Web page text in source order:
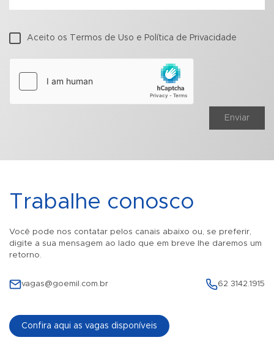
Aceito os Termos de Uso e Política de Privacidade
Enviar
Trabalhe conosco
Você pode nos contatar pelos canais abaixo ou, se preferir,
digite a sua mensagem ao lado que em breve lhe daremos um
retorno.
vagas@goemil.com.br 62 3142.1915
Confira aqui as vagas disponíveis